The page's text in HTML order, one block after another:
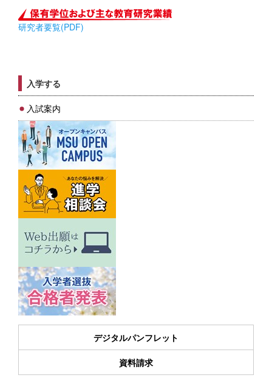
入学する
入試案内
デジタルパンフレット
資料請求
研究者要覧(PDF)